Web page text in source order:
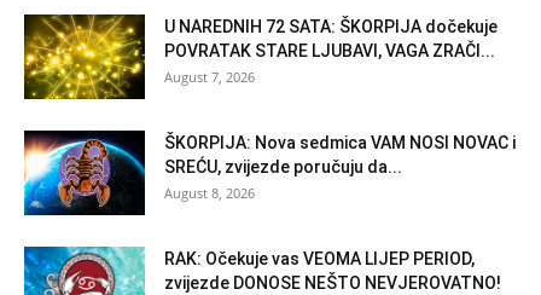
U NAREDNIH 72 SATA: ŠKORPIJA dočekuje
POVRATAK STARE LJUBAVI, VAGA ZRAČI...
August 7, 2026
ŠKORPIJA: Nova sedmica VAM NOSI NOVAC i
SREĆU, zvijezde poručuju da...
August 8, 2026
RAK: Očekuje vas VEOMA LIJEP PERIOD,
zvijezde DONOSE NEŠTO NEVJEROVATNO!